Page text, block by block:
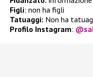
Figli: non ha figli
Tatuaggi: Non ha
Profilo Instagram: